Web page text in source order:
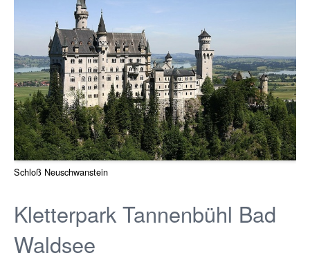
Schloß Neuschwanstein
Kletterpark Tannenbühl Bad
Waldsee